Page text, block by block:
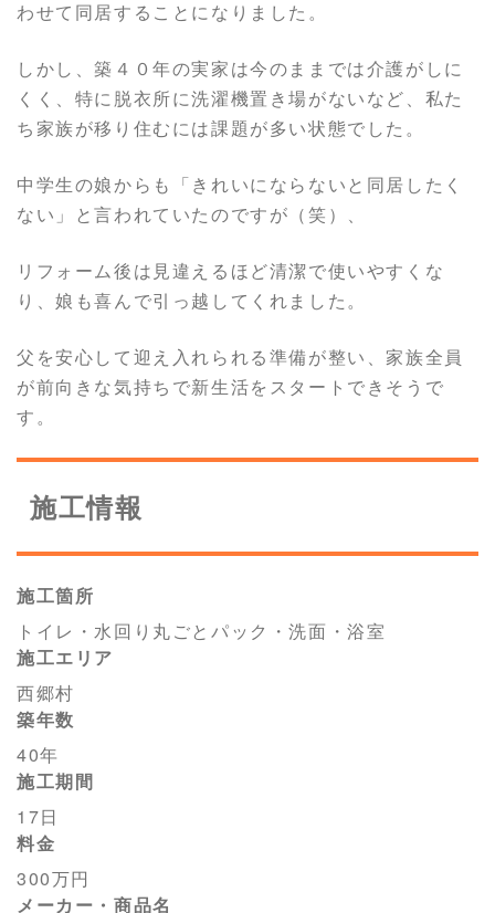
わせて同居することになりました。
しかし、築４０年の実家は今のままでは介護がしに
くく、特に脱衣所に洗濯機置き場がないなど、私た
ち家族が移り住むには課題が多い状態でした。
中学生の娘からも「きれいにならないと同居したく
ない」と言われていたのですが（笑）、
リフォーム後は見違えるほど清潔で使いやすくな
り、娘も喜んで引っ越してくれました。
父を安心して迎え入れられる準備が整い、家族全員
が前向きな気持ちで新生活をスタートできそうで
す。
施工情報
施工箇所
トイレ・水回り丸ごとパック・洗面・浴室
施工エリア
西郷村
築年数
40年
施工期間
17日
料金
300万円
メーカー・商品名